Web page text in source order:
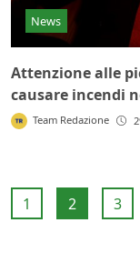
News
Attenzione alle
causare incendi
Team Redazione
1 2 3